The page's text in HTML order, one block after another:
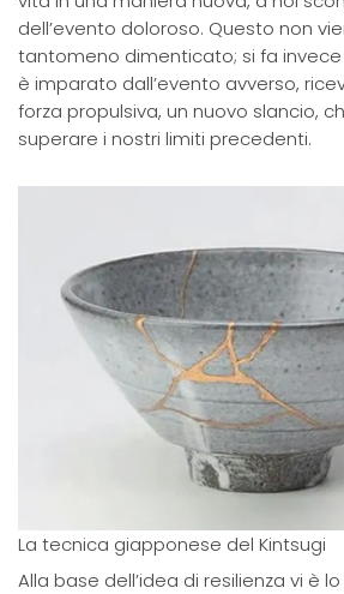
dell’evento doloroso. Questo non
tantomeno dimenticato; si fa
è imparato dall’evento avverso,
forza propulsiva, un nuovo slancio,
superare i nostri limiti precedenti.
La tecnica giapponese del Kintsugi
Alla base dell’idea di resilienza vi è